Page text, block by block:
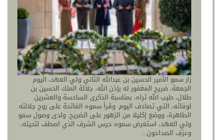
زار سمو الأمير الحسين بن عبدالله الثاني ولي العهد، اليوم
الجمعة، ضريح المغفور له بإذن الله، جلالة الملك الحسين بن
طلال، طيب الله ثراه، بمناسبة الذكرى السادسة والعشرين
لوفاته، التي تصادف اليوم. وقرأ سموه الفاتحة على روح جلالته
الطاهرة، ووضع إكليلا من الزهور على الضريح. ولدى وصول سمو
ولي العهد، استعرض سموه حرس الشرف الذي اصطف لتحيته،
وعزف الصداحون...